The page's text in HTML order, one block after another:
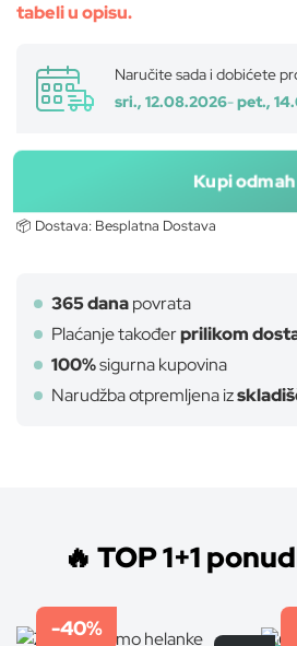
tabeli u opisu.
Naručite sada i dobićete
sri., 12.08.2026-pet.,
Kupi odmah
📦 Dostava: Besplatna Dostava
365 danapovrata
Plaćanje takođerprilikom
100%sigurna kupovina
Narudžba otpremljena iz
🔥 TOP 1+1
-40%